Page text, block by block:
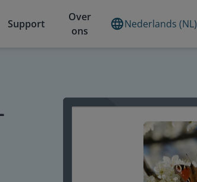
Support
Over
ons
Nederlands (NL)